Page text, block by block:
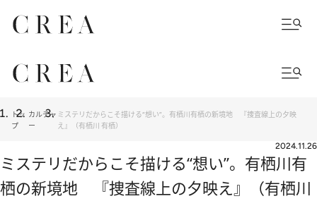
トッ
プ
カルチャ
ー
ミステリだからこそ描ける“想い”。有栖川有栖の新境地 『捜査線上の夕映
え』（有栖川 有栖）
2024.11.26
ミステリだからこそ描ける“想い”。有栖川有
栖の新境地 『捜査線上の夕映え』（有栖川